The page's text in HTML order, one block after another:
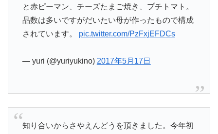
と赤ピーマン、チーズたまご焼き、プチトマト。
品数は多いですがだいたい母が作ったもので構成
されています。 pic.twitter.com/PzFxjEFDCs
— yuri (@yuriyukino) 2017年5月17日
知り合いからさやえんどうを頂きました。今年初